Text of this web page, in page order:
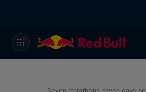
Michelle Khare's Great
Seven marathons, seven days,